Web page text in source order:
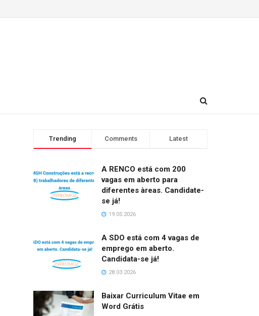
Trending Comments Latest
A RENCO está com 200
vagas em aberto para
diferentes àreas. Candidate-
se já!
19.05.2026
A SDO está com 4 vagas de
emprego em aberto.
Candidata-se já!
28.03.2026
Baixar Curriculum Vitae em
Word Grátis